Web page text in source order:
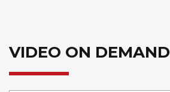
VIDEO ON DEMAND